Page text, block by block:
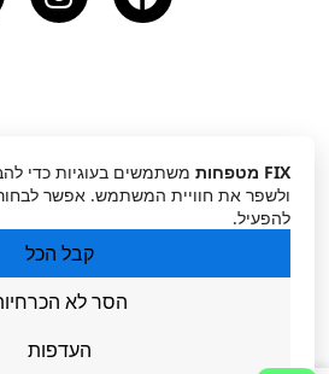
e
מדיניות פרטיות
אודותינו FIX מטפחות
משתמשים בעוגיות כדי
ולשפר את חוויית המשתמש. אפשר לבחור
להפעיל.
קבל הכל
הסר לא
העדפות